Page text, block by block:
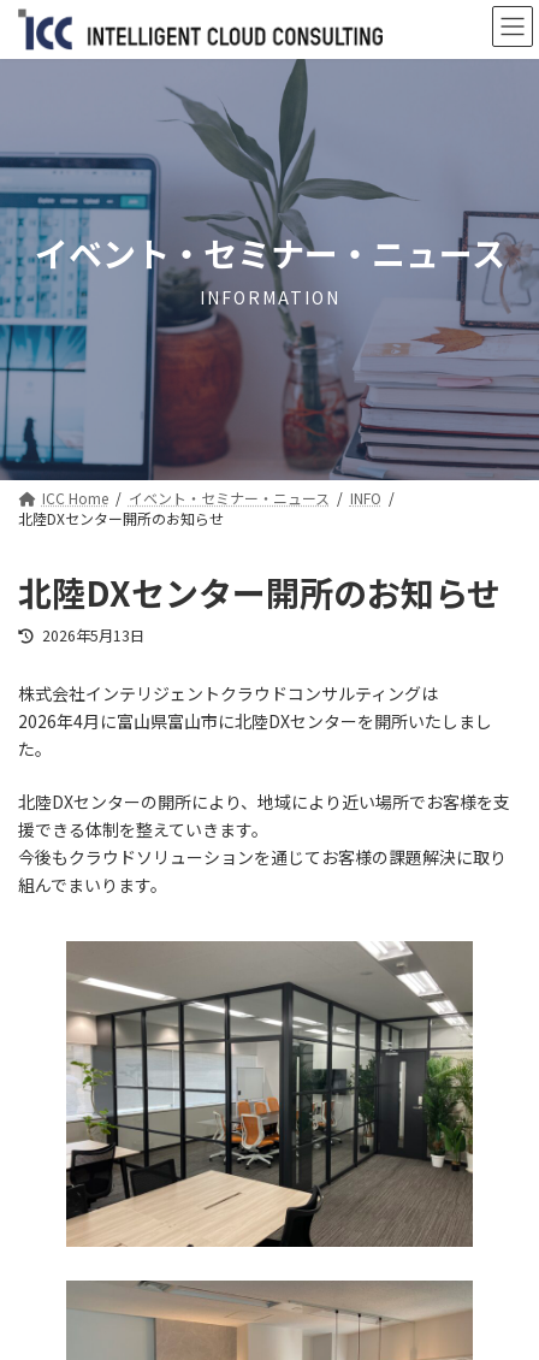
テ
ス
ッ
プ
ゲ
ン
移
動
イベント・セミナー・ニュース
INFORMATION
ICC Home イベント・セミナー・ニュース
INFO
北陸DXセンター開所のお知らせ
北陸DXセンター開所のお知らせ
最
新
日
2026年5月13日
株式会社インテリジェントクラウドコンサルティングは
2026年4月に富山県富山市に北陸DXセンターを開所いたしまし
た。
北陸DXセンターの開所により、地域により近い場所でお客様を支
援できる体制を整えていきます。
今後もクラウドソリューションを通じてお客様の課題解決に取り
組んでまいります。